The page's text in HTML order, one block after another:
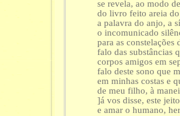
se revela, ao modo
do livro feito areia
a palavra do anjo, a
o incomunicado
para as
falo das substâncias
corpos amigos em
falo deste sono que
em minhas costas e
de meu filho, à
]á vos disse, este
e amar o humano,